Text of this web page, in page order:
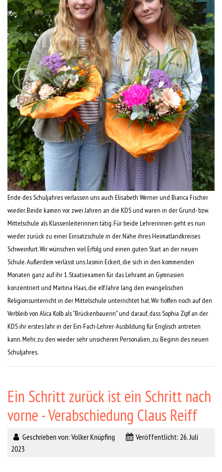
Ende des Schuljahres verlassen uns auch Elisabeth Werner und Bianca Fischer
wieder. Beide kamen vor zwei Jahren an die KDS und waren in der Grund- bzw.
Mittelschule als Klassenleiterinnen tätig. Für beide Lehrerinnen geht es nun
wieder zurück zu einer Einsatzschule in der Nähe ihres Heimatlandkreises
Schweinfurt. Wir wünschen viel Erfolg und einen guten Start an der neuen
Schule. Außerdem verlässt uns Jasmin Eckert, die sich in den kommenden
Monaten ganz auf ihr 1. Staatsexamen für das Lehramt an Gymnasien
konzentriert und Martina Haas, die elf Jahre lang den evangelischen
Religionsunterricht in der Mittelschule unterrichtet hat. Wir hoffen noch auf den
Verbleib von Alica Kolb als "Brückenbauerin" und darauf, dass Sophia Zipf an der
KDS ihr erstes Jahr in der Ein-Fach-Lehrer-Ausbildung für Englisch antreten
kann. Mehr, zu den wieder sehr unsicheren Personalien, zu Beginn des neuen
Schuljahres.
Ein Schritt zurück ist ein Schritt nach
vorne - Verabschiedung Claus Reiff
Geschrieben von: Volker Knüpfing
Veröffentlicht: 26. Juli
2023